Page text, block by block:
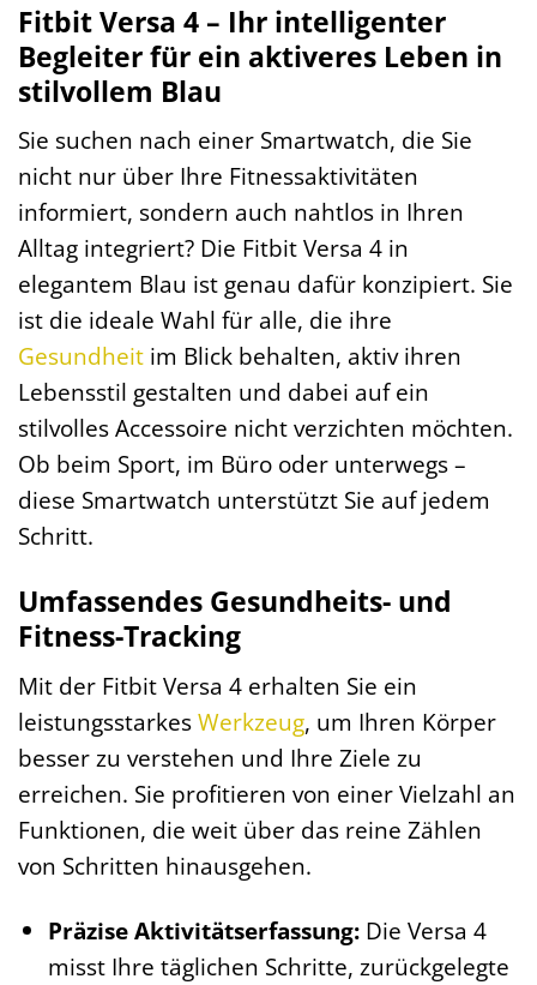
Fitbit Versa 4 – Ihr intelligenter
Begleiter für ein aktiveres Leben in
stilvollem Blau
Sie suchen nach einer Smartwatch, die Sie
nicht nur über Ihre Fitnessaktivitäten
informiert, sondern auch nahtlos in Ihren
Alltag integriert? Die Fitbit Versa 4 in
elegantem Blau ist genau dafür konzipiert. Sie
ist die ideale Wahl für alle, die ihre
Gesundheit im Blick behalten, aktiv ihren
Lebensstil gestalten und dabei auf ein
stilvolles Accessoire nicht verzichten möchten.
Ob beim Sport, im Büro oder unterwegs –
diese Smartwatch unterstützt Sie auf jedem
Schritt.
Umfassendes Gesundheits- und
Fitness-Tracking
Mit der Fitbit Versa 4 erhalten Sie ein
leistungsstarkesWerkzeug, um Ihren Körper
besser zu verstehen und Ihre Ziele zu
erreichen. Sie profitieren von einer Vielzahl an
Funktionen, die weit über das reine Zählen
von Schritten hinausgehen.
Präzise Aktivitätserfassung:Die Versa 4
misst Ihre täglichen Schritte, zurückgelegte